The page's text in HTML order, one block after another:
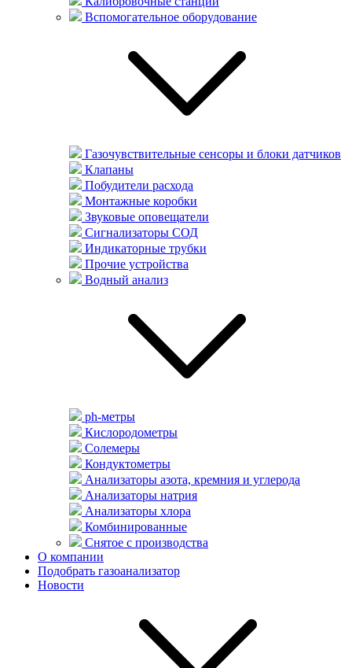
Вспомогательное оборудование
Газочувствительные сенсоры и блоки датчиков
Клапаны
Побудители расхода
Монтажные коробки
Звуковые оповещатели
Сигнализаторы СОД
Индикаторные трубки
Прочие устройства
Водный анализ
ph-метры
Кислородометры
Солемеры
Кондуктометры
Анализаторы азота, кремния и углерода
Анализаторы натрия
Анализаторы хлора
Комбинированные
Снятое с производства
О компании
Подобрать газоанализатор
Новости